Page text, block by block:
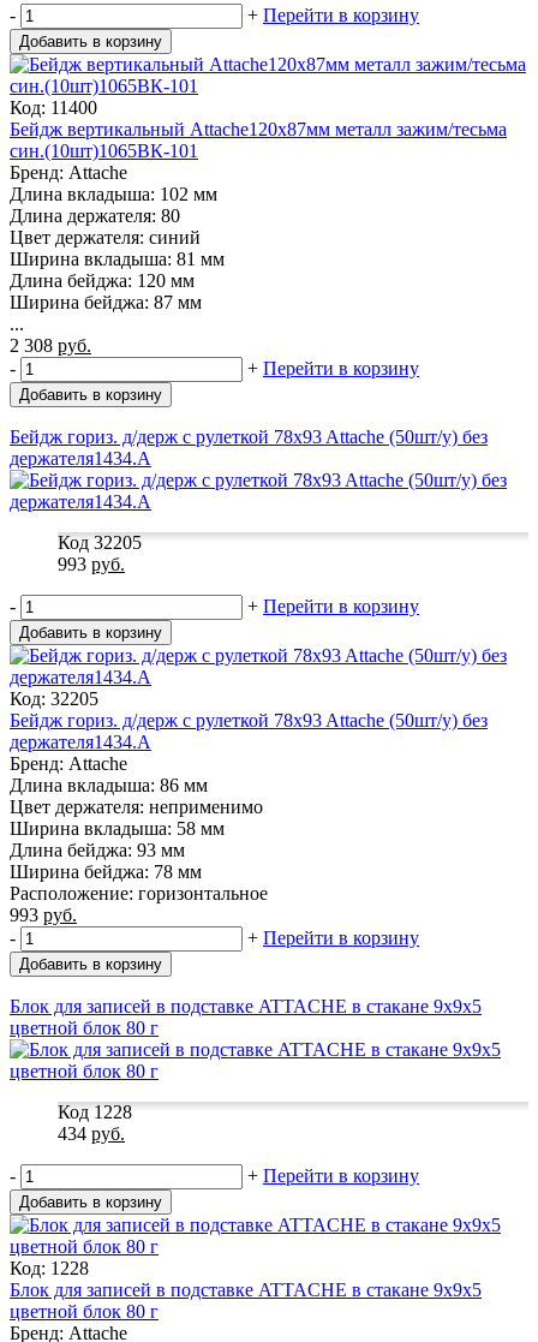
- + Перейти в корзину
Добавить в корзину
Код: 11400
Бейдж вертикальный Attache120х87мм металл зажим/тесьма
син.(10шт)1065ВК-101
Бренд: Attache
Длина вкладыша: 102 мм
Длина держателя: 80
Цвет держателя: синий
Ширина вкладыша: 81 мм
Длина бейджа: 120 мм
Ширина бейджа: 87 мм
...
2 308 руб.
-
+ Перейти в корзину
Добавить в корзину
Бейдж гориз. д/держ с рулеткой 78x93 Attache (50шт/у) без
держателя1434.А
Код 32205
993 руб.
- + Перейти в корзину
Добавить в корзину
Код: 32205
Бейдж гориз. д/держ с рулеткой 78x93 Attache (50шт/у) без
держателя1434.А
Бренд: Attache
Длина вкладыша: 86 мм
Цвет держателя: неприменимо
Ширина вкладыша: 58 мм
Длина бейджа: 93 мм
Ширина бейджа: 78 мм
Расположение: горизонтальное
993 руб.
-
+ Перейти в корзину
Добавить в корзину
Блок для записей в подставке ATTACHE в стакане 9х9х5
цветной блок 80 г
Код 1228
434 руб.
- + Перейти в корзину
Добавить в корзину
Код: 1228
Блок для записей в подставке ATTACHE в стакане 9х9х5
цветной блок 80 г
Бренд: Attache